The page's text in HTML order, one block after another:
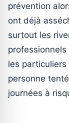
prévention
ont déjà
surtout les
les
personne
journées à